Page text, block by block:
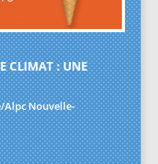
CLIMAT : UNE
Alpc Nouvelle-